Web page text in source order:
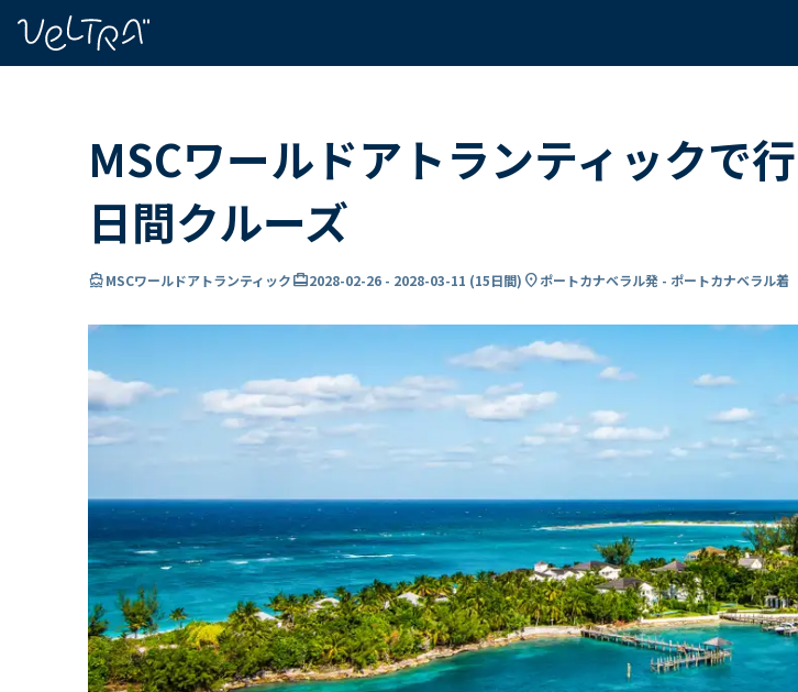
MSCワールドアトランティックで
日間クルーズ
directions_boatMSCワールドアトランティックcard_travel2028-02-26 - 2028-03-11 (15日間) location_onポートカナベラル発 - ポートカナベラル着